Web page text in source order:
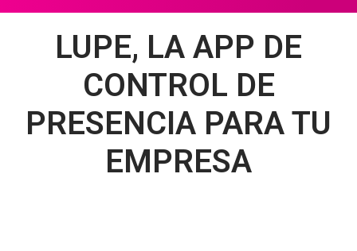
LUPE, LA APP DE
CONTROL DE
PRESENCIA PARA TU
EMPRESA